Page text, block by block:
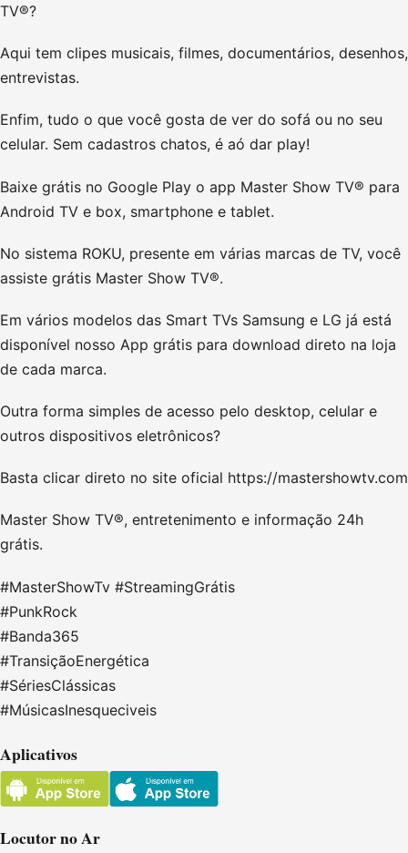
TV®?
Aqui tem clipes musicais, filmes, documentários, desenhos,
entrevistas.
Enfim, tudo o que você gosta de ver do sofá ou no seu
celular. Sem cadastros chatos, é aó dar play!
Baixe grátis no Google Play o app Master Show TV® para
Android TV e box, smartphone e tablet.
No sistema ROKU, presente em várias marcas de TV, você
assiste grátis Master Show TV®.
Em vários modelos das Smart TVs Samsung e LG já está
disponível nosso App grátis para download direto na loja
de cada marca.
Outra forma simples de acesso pelo desktop, celular e
outros dispositivos eletrônicos?
Basta clicar direto no site oficial https://mastershowtv.com
Master Show TV®, entretenimento e informação 24h
grátis.
#MasterShowTv #StreamingGrátis
#PunkRock
#Banda365
#TransiçãoEnergética
#SériesClássicas
#MúsicasInesqueciveis
Aplicativos
Locutor no Ar